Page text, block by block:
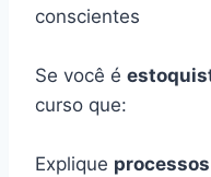
conscientes
Se você é
curso que:
Explique